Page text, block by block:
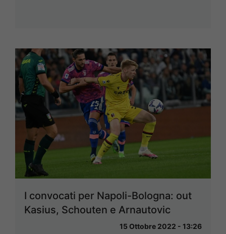
I convocati per Napoli-Bologna: out
Kasius, Schouten e Arnautovic
15 Ottobre 2022 - 13:26